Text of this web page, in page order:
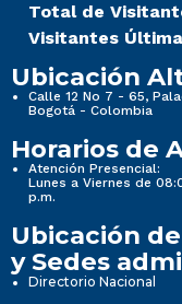
Total de
Visitantes
Ubicación
Calle 12 No 7 - 65,
Bogotá - Colombia
Horarios de
Atención Presencial:
Lunes a Viernes de
p.m.
Ubicación
y Sedes
Directorio Nacional